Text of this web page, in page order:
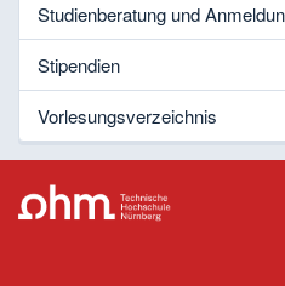
Studienberatung und
Stipendien
Vorlesungsverzeichnis